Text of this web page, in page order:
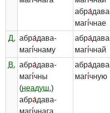
абра́
магі́чнае
Д. абра́дава-
магі́чнаму
абра́
магі́чнай
В. абра́дава-
магі́чны
(неадуш.)
абра́дава-
магі́чнага
абра́
магі́чную